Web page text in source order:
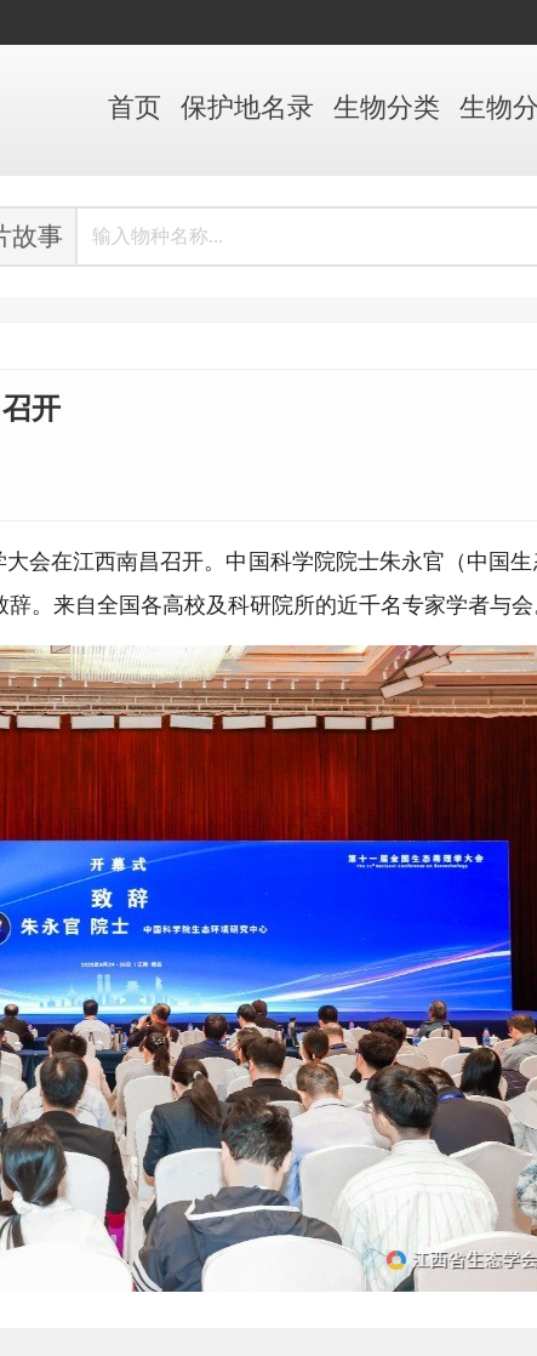
首页 保护地名录 生物分类 生物
故事
开
会在江西南昌召开。中国科学院院士朱永官（中国
。来自全国各高校及科研院所的近千名专家学者与会